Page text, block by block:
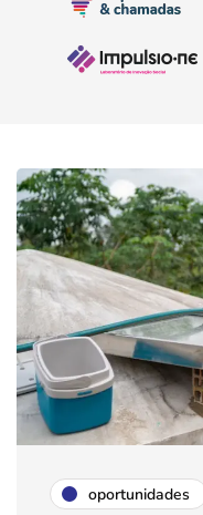
oportunidades